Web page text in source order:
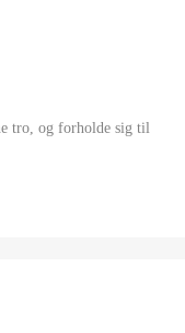
tro, og forholde sig til